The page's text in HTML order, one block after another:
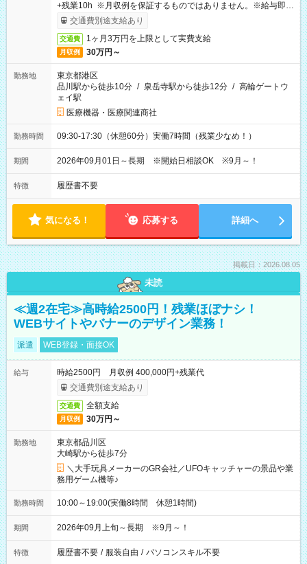
+残業10h ※月収例を保証するものではありません。※給与即受
取りサービス利用可（利用条件有）
交通費別途支給あり
交通費 1ヶ月3万円を上限として実費支給
月収例 30万円～
勤務地
東京都港区
品川駅から徒歩10分 / 泉岳寺駅から徒歩12分 / 高輪ゲートウ
ェイ駅
医療機器・医療関連商社
勤務時間 09:30-17:30（休憩60分）実働7時間（残業少なめ！）
期間 2026年09月01日～長期 ※開始日相談OK ※9月～！
特徴 履歴書不要
気になる！ 応募する 詳細へ
掲載日：2026.08.05
未読
≪週2在宅≫高時給2500円！残業ほぼナシ！
WEBサイトやバナーのデザイン業務！
派遣 WEB登録・面接OK
給与
時給2500円 月収例 400,000円+残業代
交通費別途支給あり
交通費 全額支給
月収例 30万円～
勤務地
東京都品川区
大崎駅から徒歩7分
＼大手玩具メーカーのGR会社／UFOキャッチャーの景品や業
務用ゲーム機等♪
勤務時間 10:00～19:00(実働8時間 休憩1時間)
期間 2026年09月上旬～長期 ※9月～！
特徴 履歴書不要 / 服装自由 / パソコンスキル不要